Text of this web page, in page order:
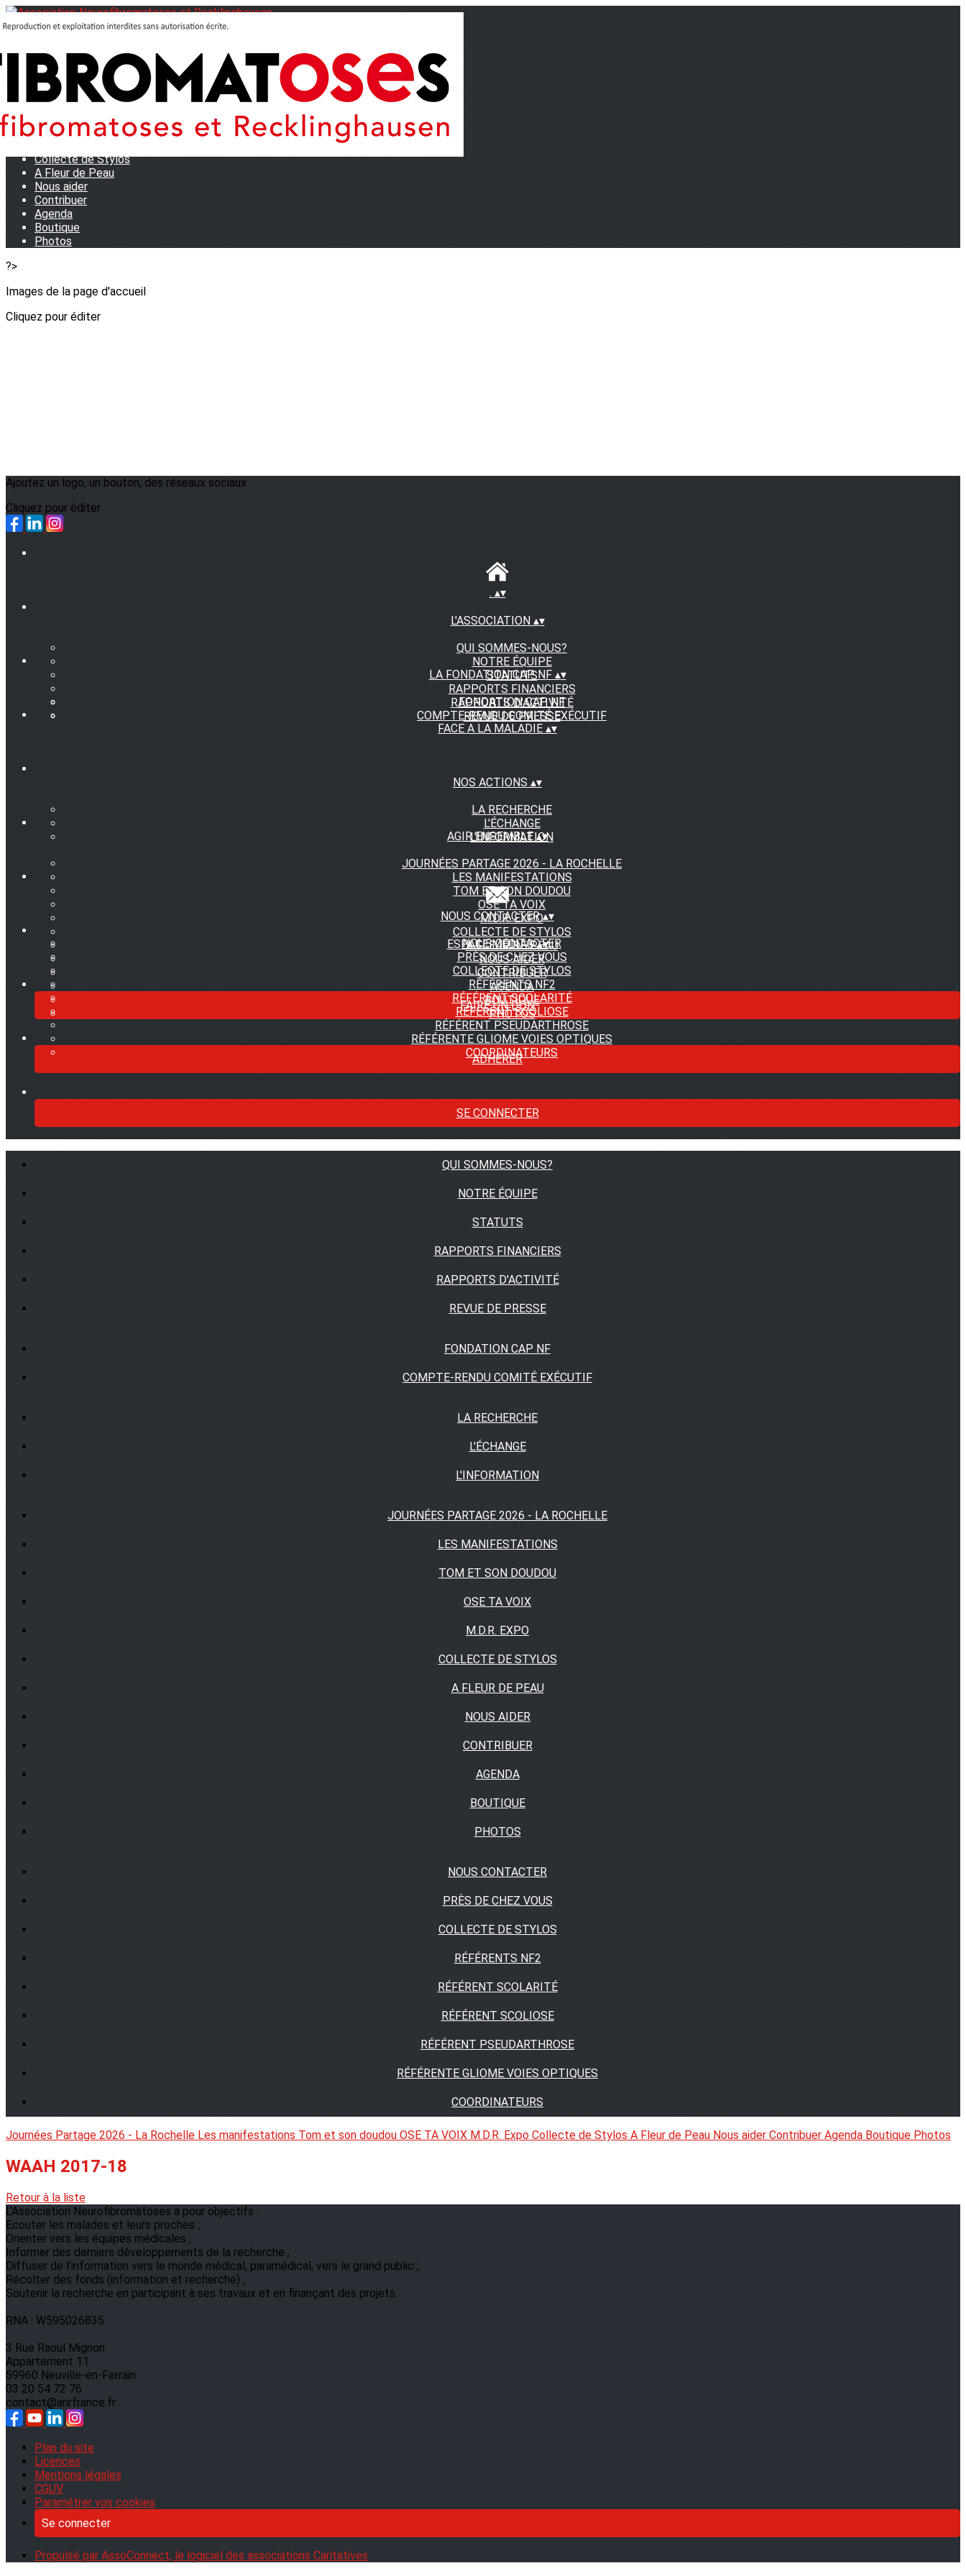
<
Journées Partage 2026 - La Rochelle
Les manifestations
Tom et son doudou
OSE TA VOIX
Collecte de Stylos
A Fleur de Peau
Nous aider
Contribuer
Agenda
Boutique
Photos
?>
Images de la page d'accueil
Cliquez pour éditer
Ajoutez un logo, un bouton, des réseaux sociaux
Cliquez pour éditer
. ▴▾
L'ASSOCIATION ▴▾
QUI SOMMES-NOUS?
NOTRE ÉQUIPE
STATUTS
RAPPORTS FINANCIERS
RAPPORTS D'ACTIVITÉ
REVUE DE PRESSE
LA FONDATION CAP NF ▴▾
FONDATION CAP NF
COMPTE-RENDU COMITÉ EXÉCUTIF
FACE A LA MALADIE ▴▾
NOS ACTIONS ▴▾
LA RECHERCHE
L'ÉCHANGE
L'INFORMATION
AGIR ENSEMBLE▴▾
JOURNÉES PARTAGE 2026 - LA ROCHELLE
LES MANIFESTATIONS
TOM ET SON DOUDOU
OSE TA VOIX
M.D.R. EXPO
COLLECTE DE STYLOS
A FLEUR DE PEAU
NOUS AIDER
CONTRIBUER
AGENDA
BOUTIQUE
PHOTOS
NOUS CONTACTER▴▾
NOUS CONTACTER
PRÈS DE CHEZ VOUS
COLLECTE DE STYLOS
RÉFÉRENTS NF2
RÉFÉRENT SCOLARITÉ
RÉFÉRENT SCOLIOSE
RÉFÉRENT PSEUDARTHROSE
RÉFÉRENTE GLIOME VOIES OPTIQUES
COORDINATEURS
ESPACE MEDIAS▴▾
FAIRE UN DON
ADHÉRER
SE CONNECTER
QUI SOMMES-NOUS?
NOTRE ÉQUIPE
STATUTS
RAPPORTS FINANCIERS
RAPPORTS D'ACTIVITÉ
REVUE DE PRESSE
FONDATION CAP NF
COMPTE-RENDU COMITÉ EXÉCUTIF
LA RECHERCHE
L'ÉCHANGE
L'INFORMATION
JOURNÉES PARTAGE 2026 - LA ROCHELLE
LES MANIFESTATIONS
TOM ET SON DOUDOU
OSE TA VOIX
M.D.R. EXPO
COLLECTE DE STYLOS
A FLEUR DE PEAU
NOUS AIDER
CONTRIBUER
AGENDA
BOUTIQUE
PHOTOS
NOUS CONTACTER
PRÈS DE CHEZ VOUS
COLLECTE DE STYLOS
RÉFÉRENTS NF2
RÉFÉRENT SCOLARITÉ
RÉFÉRENT SCOLIOSE
RÉFÉRENT PSEUDARTHROSE
RÉFÉRENTE GLIOME VOIES OPTIQUES
COORDINATEURS
Journées Partage 2026 - La Rochelle Les manifestations Tom et son doudou OSE TA VOIX M.D.R. Expo Collecte de Stylos A Fleur de Peau Nous aider Contribuer Agenda Boutique Photos
WAAH 2017-18
Retour à la liste
L'Association Neurofibromatoses a pour objectifs :
Ecouter les malades et leurs proches ;
Orienter vers les équipes médicales ;
Informer des derniers développements de la recherche ;
Diffuser de l’information vers le monde médical, paramédical, vers le grand public ;
Récolter des fonds (information et recherche) ;
Soutenir la recherche en participant à ses travaux et en finançant des projets.
RNA : W595026835
3 Rue Raoul Mignon
Appartement 11
59960 Neuville-en-Ferrain
03 20 54 72 76
contact@anrfrance.fr
Plan du site
Licences
Mentions légales
CGUV
Paramétrer vos cookies
Se connecter
Propulsé par AssoConnect, le logiciel des associations Caritatives